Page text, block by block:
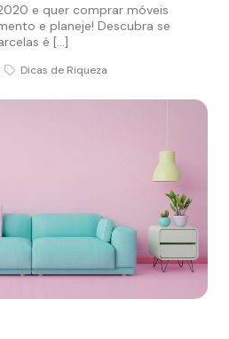
e quer comprar móveis
e planeje! Descubra se
é […]
Dicas de Riqueza